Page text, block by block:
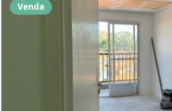
Venda